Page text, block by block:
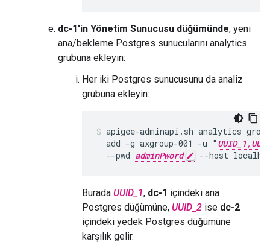
dc-1'in Yönetim Sunucusu düğümünde, yeni
ana/bekleme Postgres sunucularını analytics
grubuna ekleyin:
Her iki Postgres sunucusunu da analiz
grubuna ekleyin:
apigee-adminapi.sh analytics
  add -g axgroup-001 -u "
  --pwd
adminPword --host
Burada UUID_1, dc-1 içindeki ana
Postgres düğümüne, UUID_2 ise dc-2
içindeki yedek Postgres düğümüne
karşılık gelir.